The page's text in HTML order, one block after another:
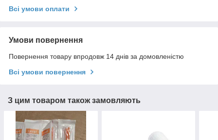
Всі умови оплати
Умови повернення
Повернення товару впродовж 14 днів за домовленістю
Всі умови повернення
З цим товаром також замовляють